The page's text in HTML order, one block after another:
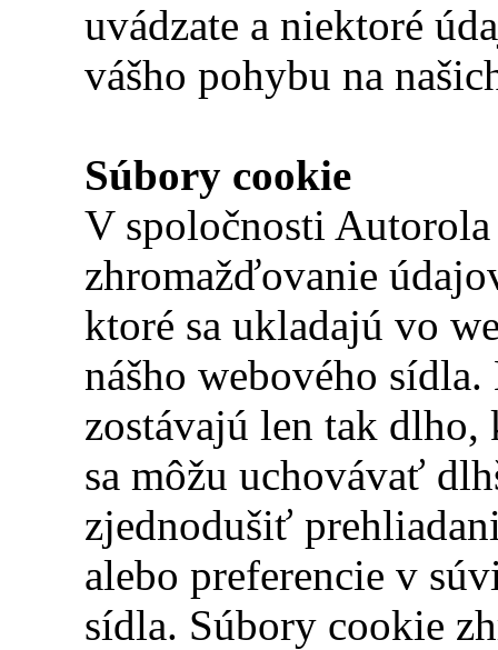
uvádzate a niektoré
vášho pohybu na
Súbory cookie
V spoločnosti
zhromažďovanie
ktoré sa ukladajú vo
nášho webového
zostávajú len tak dlho,
sa môžu uchovávať
zjednodušiť
alebo preferencie v
sídla. Súbory cookie